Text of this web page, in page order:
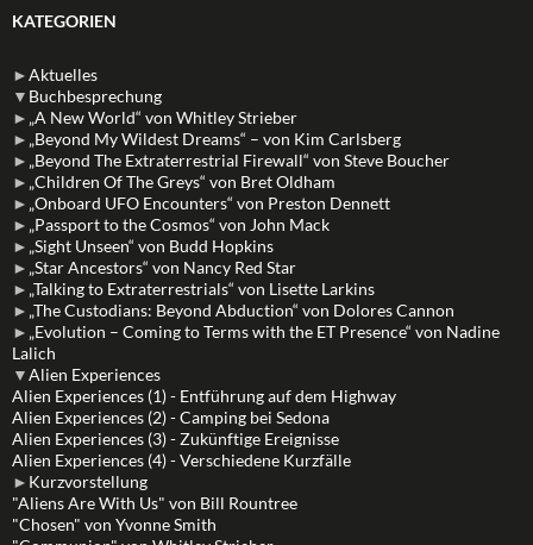
KATEGORIEN
►Aktuelles
▼ Buchbesprechung
► „A New World“ von Whitley Strieber
► „Beyond My Wildest Dreams“ – von Kim Carlsberg
► „Beyond The Extraterrestrial Firewall“ von Steve Boucher
► „Children Of The Greys“ von Bret Oldham
► „Onboard UFO Encounters“ von Preston Dennett
► „Passport to the Cosmos“ von John Mack
► „Sight Unseen“ von Budd Hopkins
► „Star Ancestors“ von Nancy Red Star
► „Talking to Extraterrestrials“ von Lisette Larkins
► „The Custodians: Beyond Abduction“ von Dolores Cannon
► „Evolution – Coming to Terms with the ET Presence“ von Nadine
Lalich
▼Alien Experiences
Alien Experiences (1) - Entführung auf dem Highway
Alien Experiences (2) - Camping bei Sedona
Alien Experiences (3) - Zukünftige Ereignisse
Alien Experiences (4) - Verschiedene Kurzfälle
► Kurzvorstellung
"Aliens Are With Us" von Bill Rountree
"Chosen" von Yvonne Smith